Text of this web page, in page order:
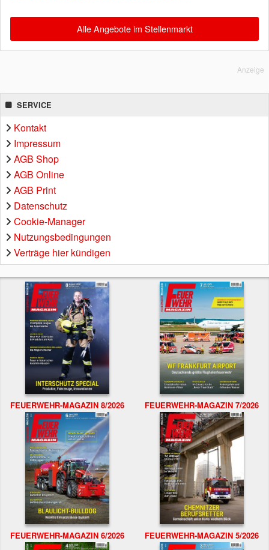
Alle Angebote im Stellenmarkt
Anzeige
SERVICE
Kontakt
Impressum
AGB Shop
AGB Online
AGB Print
Datenschutz
Cookie-Manager
Nutzungsbedingungen
Verträge hier kündigen
FEUERWEHR-MAGAZIN 8/2026 FEUERWEHR-MAGAZIN 7/2026
FEUERWEHR-MAGAZIN 6/2026 FEUERWEHR-MAGAZIN 5/2026